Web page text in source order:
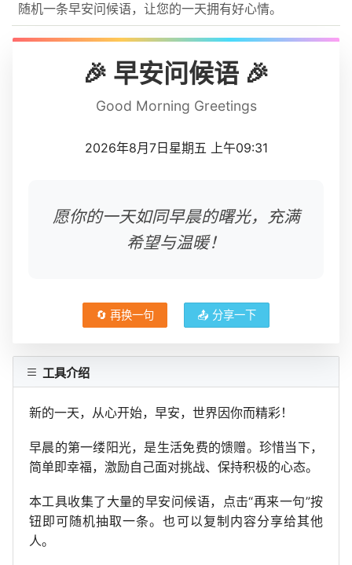
随机一条早安问候语，让您的一天拥有好心情。
🎉 早安问候语 🎉
Good Morning Greetings
2026年8月7日星期五 上午09:31
愿你的一天如同早晨的曙光，充满
希望与温暖！
🔄 再换一句 📤 分享一下
工具介绍
新的一天，从心开始，早安，世界因你而精彩！
早晨的第一缕阳光，是生活免费的馈赠。珍惜当下，
简单即幸福，激励自己面对挑战、保持积极的心态。
本工具收集了大量的早安问候语，点击“再来一句”按
钮即可随机抽取一条。也可以复制内容分享给其他
人。